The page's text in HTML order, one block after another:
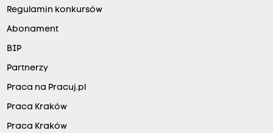
Regulamin konkursów
Abonament
BIP
Partnerzy
Praca na Pracuj.pl
Praca Kraków
Praca Kraków